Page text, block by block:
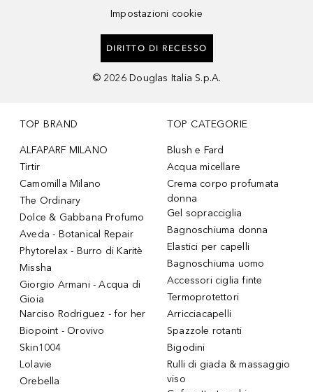
Impostazioni cookie
DIRITTO DI RECESSO
© 2026 Douglas Italia S.p.A.
TOP BRAND
ALFAPARF MILANO
Tirtir
Camomilla Milano
The Ordinary
Dolce & Gabbana Profumo
Aveda - Botanical Repair
Phytorelax - Burro di Karitè
Missha
Giorgio Armani - Acqua di
Gioia
Narciso Rodriguez - for her
Biopoint - Orovivo
Skin1004
Lolavie
Orebella
TOP CATEGORIE
Blush e Fard
Acqua micellare
Crema corpo profumata
donna
Gel sopracciglia
Bagnoschiuma donna
Elastici per capelli
Bagnoschiuma uomo
Accessori ciglia finte
Termoprotettori
Arricciacapelli
Spazzole rotanti
Bigodini
Rulli di giada & massaggio
viso